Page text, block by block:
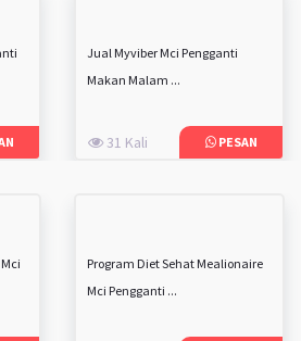
Jual Myviber Mci Pengganti
Makan Malam ...
31 Kali PESAN
Program Diet Sehat Mealionaire
Mci Pengganti ...